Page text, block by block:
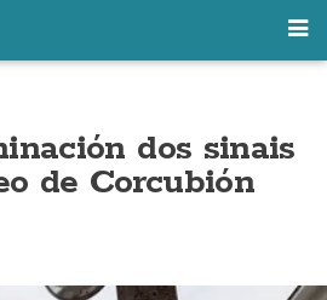
dos sinais
de Corcubión